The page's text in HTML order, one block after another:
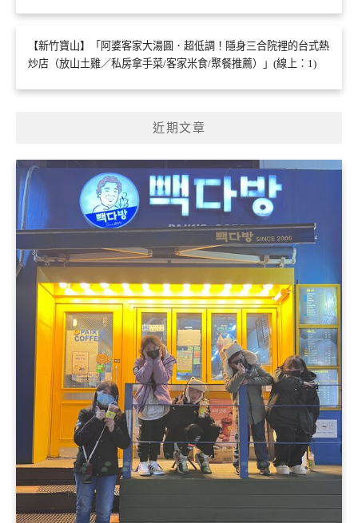
【新竹寶山】「阿婆客家大湯圓．超低調！隱身三合院裡的台式熱
炒店（放山土雞／私房拿手菜/客家米食/聚餐推薦）」(線上：1)
近期文章